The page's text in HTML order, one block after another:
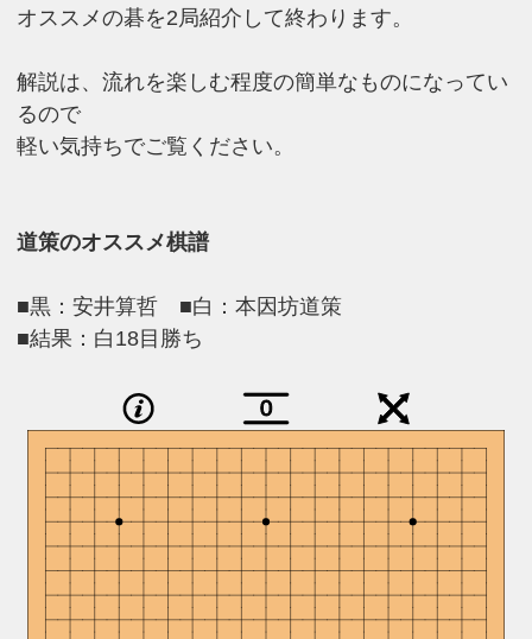
オススメの碁を2局紹介して終わります。
解説は、流れを楽しむ程度の簡単なものになってい
るので
軽い気持ちでご覧ください。
道策のオススメ棋譜
■黒：安井算哲 ■白：本因坊道策
■結果：白18目勝ち
0